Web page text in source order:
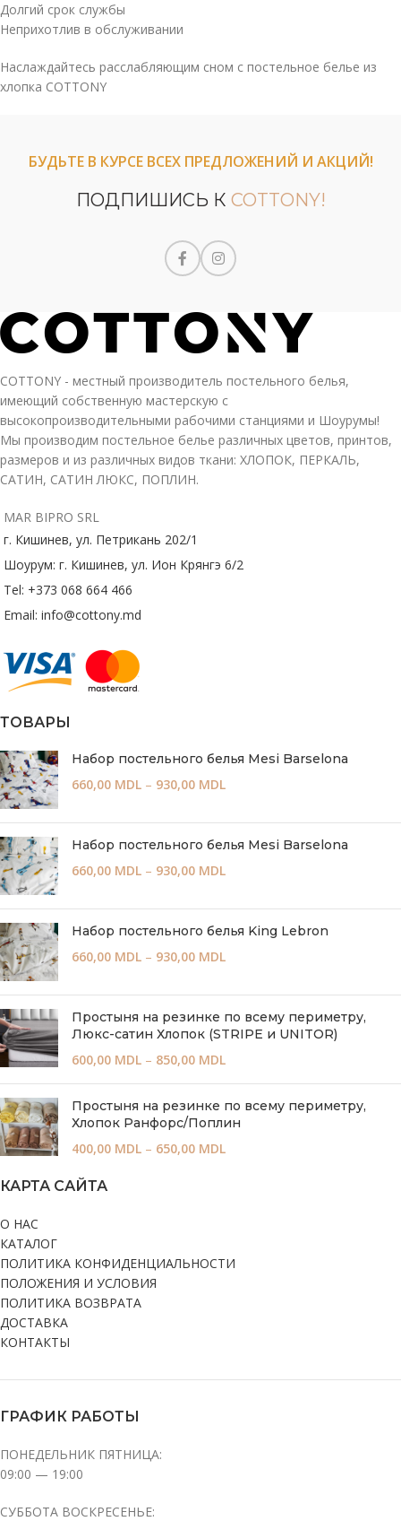
Долгий срок службы
Неприхотлив в обслуживании
Наслаждайтесь расслабляющим сном с постельное белье из
хлопка COTTONY
БУДЬТЕ В КУРСЕ ВСЕХ ПРЕДЛОЖЕНИЙ И АКЦИЙ!
ПОДПИШИСЬ К COTTONY!
COTTONY - местный производитель постельного белья,
имеющий собственную мастерскую с
высокопроизводительными рабочими станциями и Шоурумы!
Мы производим постельное белье различных цветов, принтов,
размеров и из различных видов ткани: ХЛОПОК, ПЕРКАЛЬ,
САТИН, САТИН ЛЮКС, ПОПЛИН.
MAR BIPRO SRL
г. Кишинев, ул. Петрикань 202/1
Шоурум: г. Кишинев, ул. Ион Крянгэ 6/2
Tel: +373 068 664 466
Email: info@cottony.md
ТОВАРЫ
Набор постельного белья Mesi Barselona
660,00 MDL – 930,00 MDL
Набор постельного белья Mesi Barselona
660,00 MDL – 930,00 MDL
Набор постельного белья King Lebron
660,00 MDL – 930,00 MDL
Простыня на резинке по всему периметру,
Люкс-сатин Хлопок (STRIPE и UNITOR)
600,00 MDL – 850,00 MDL
Простыня на резинке по всему периметру,
Хлопок Ранфорс/Поплин
400,00 MDL – 650,00 MDL
КАРТА САЙТА
О НАС
КАТАЛОГ
ПОЛИТИКА КОНФИДЕНЦИАЛЬНОСТИ
ПОЛОЖЕНИЯ И УСЛОВИЯ
ПОЛИТИКА ВОЗВРАТА
ДОСТАВКА
КОНТАКТЫ
ГРАФИК РАБОТЫ
ПОНЕДЕЛЬНИК ПЯТНИЦА:
09:00 — 19:00
СУББОТА ВОСКРЕСЕНЬЕ: